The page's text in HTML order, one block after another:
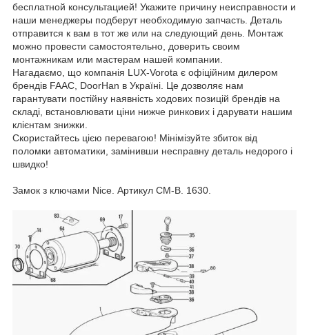
бесплатной консультацией! Укажите причину неисправности и
наши менеджеры подберут необходимую запчасть. Деталь
отправится к вам в тот же или на следующий день. Монтаж
можно провести самостоятельно, доверить своим
монтажникам или мастерам нашей компании.
Нагадаємо, що компанія LUX-Vorota є офіційним дилером
брендів FAAC, DoorHan в Україні. Це дозволяє нам
гарантувати постійну наявність ходових позицій брендів на
складі, встановлювати ціни нижче ринкових і дарувати нашим
клієнтам знижки.
Скористайтесь цією перевагою! Мінімізуйте збиток від
поломки автоматики, замінивши несправну деталь недорого і
швидко!
Замок з ключами Nice. Артикул CM-B. 1630.